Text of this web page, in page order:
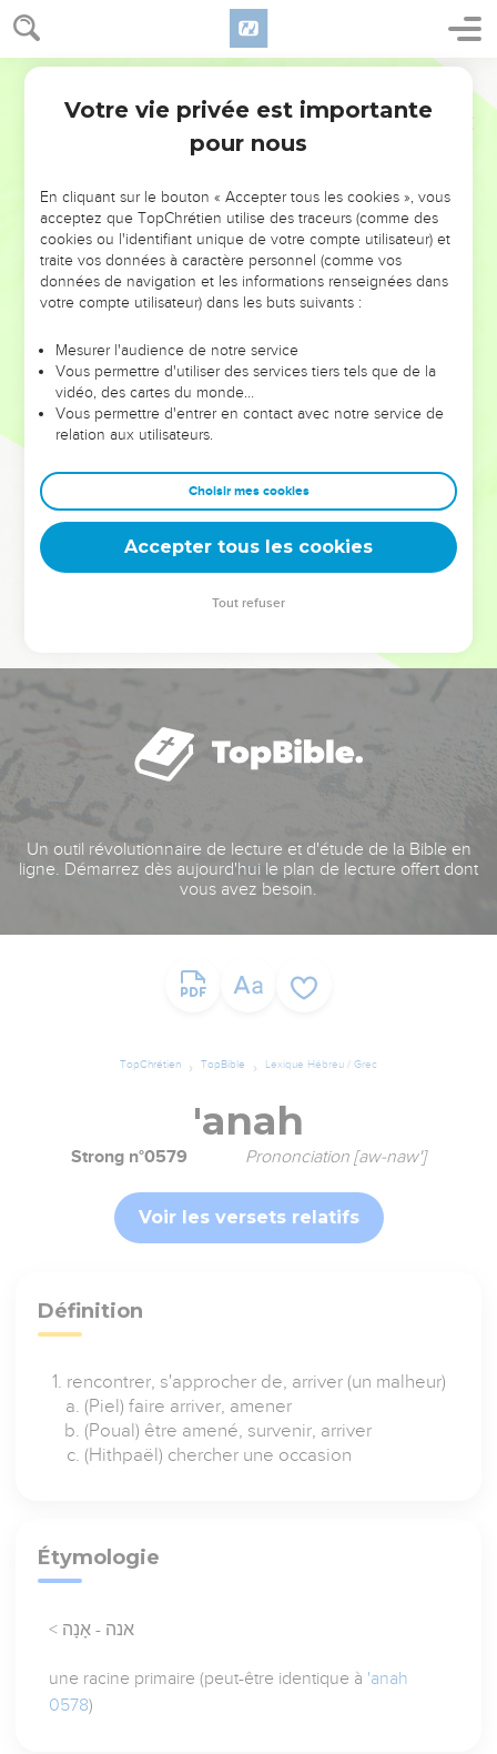
NE MANQUEZ PAS L’ÉVÉNEMENT
DE L’ANNÉE !
ET SI LEURS ERREURS POUVAIENT VOUS ÉVITER LES
VOTRES ?
leur foi ou leur vision. Mais on voit moins les doutes, les erreurs
et les saisons difficiles qu'ils ont traversés, alors même que ce
sont elles qui les ont façonnés.
Dans cette conférence, leaders, entrepreneurs, et responsables
clés pour avancer avec plus de sagesse afin que leurs erreurs
deviennent vos tremplins. Que vous guidiez un ministère, une
équipe, un groupe ou une famille, leur expérience est faite
Un outil révolutionnaire de lecture et d'étude de la Bible en
ligne. Démarrez dès aujourd'hui le plan de lecture offert dont
vous avez besoin.
TopChrétien TopBible Lexique Hébreu / Grec
'anah
Strong n°0579 Prononciation [aw-naw']
Voir les versets relatifs
Définition
rencontrer, s'approcher de, arriver (un malheur)
(Piel) faire arriver, amener
(Poual) être amené, survenir, arriver
(Hithpaël) chercher une occasion
Étymologie
< אנה - אָנָה
une racine primaire (peut-être identique à 'anah
0578)
Votre vie privée est importante
pour nous
En cliquant sur le bouton « Accepter tous les cookies », vous
acceptez que TopChrétien utilise des traceurs (comme des
cookies ou l'identifiant unique de votre compte utilisateur) et
traite vos données à caractère personnel (comme vos
données de navigation et les informations renseignées dans
votre compte utilisateur) dans les buts suivants :
Mesurer l'audience de notre service
Vous permettre d'utiliser des services tiers tels que de la
vidéo, des cartes du monde…
Vous permettre d'entrer en contact avec notre service de
relation aux utilisateurs.
Choisir mes cookies
Accepter tous les cookies
Tout refuser